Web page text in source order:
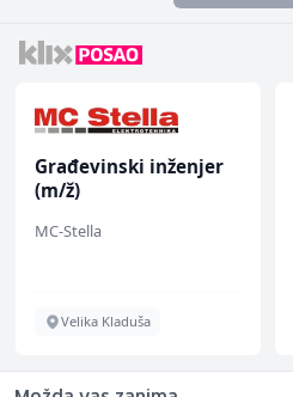
Građevinski inženjer
(m/ž)
MC-Stella
Velika Kladuša